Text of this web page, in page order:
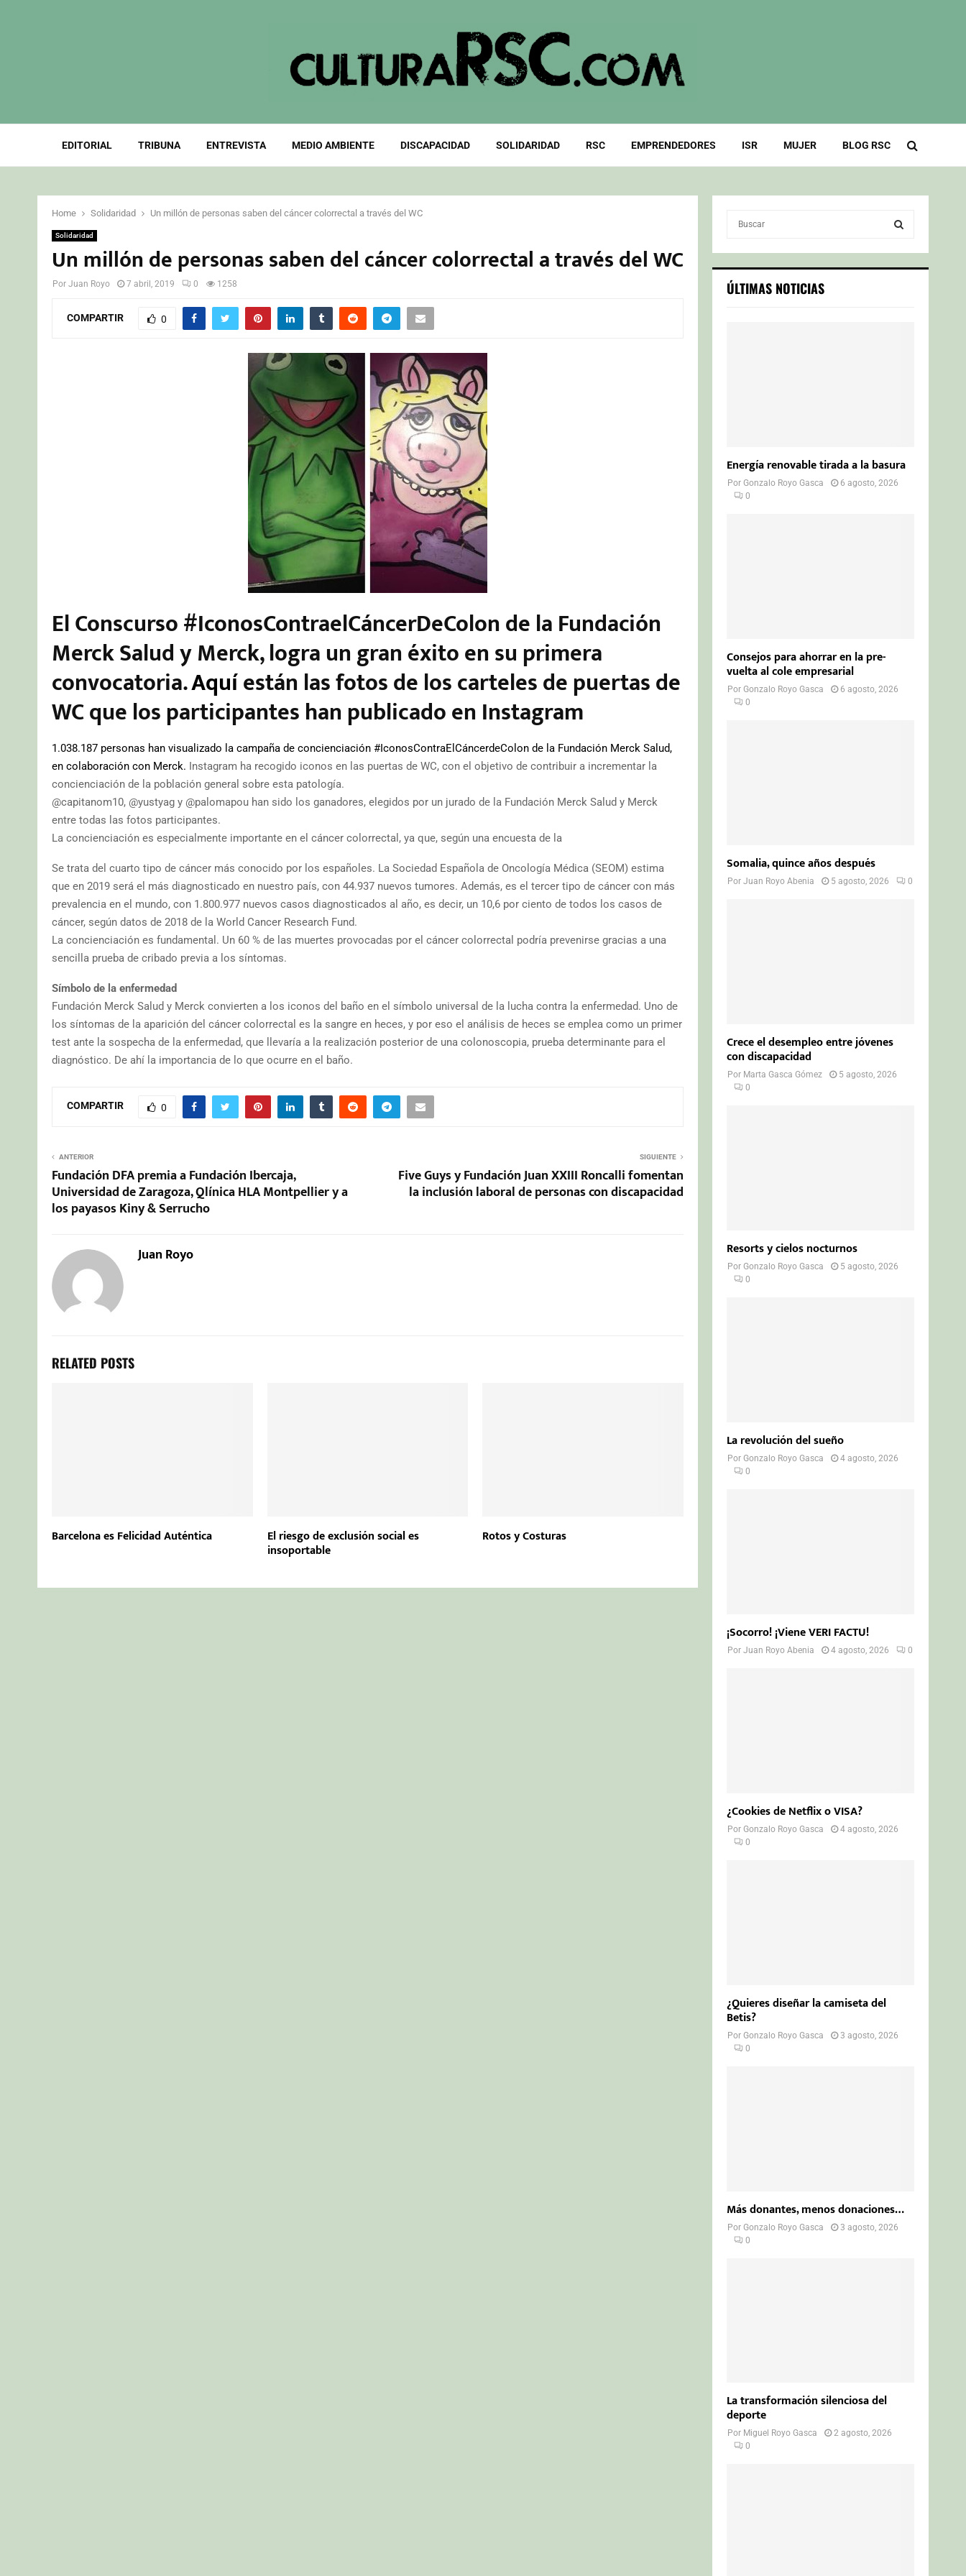
EDITORIAL TRIBUNA ENTREVISTA MEDIO AMBIENTE DISCAPACIDAD SOLIDARIDAD RSC EMPRENDEDORES ISR MUJER BLOG RSC
Home Solidaridad Un millón de personas saben del cáncer colorrectal a través del WC
Solidaridad
Un millón de personas saben del cáncer colorrectal a través del WC
Por Juan Royo 7 abril, 2019 0 1258
COMPARTIR 0
El Conscurso #IconosContraelCáncerDeColon de la Fundación
Merck Salud y Merck, logra un gran éxito en su primera
convocatoria.Aquíestán las fotos de los carteles de puertas de
WC que los participantes han publicado en Instagram
1.038.187 personas han visualizado la campaña de concienciación #IconosContraElCáncerdeColon de la Fundación Merck Salud,
en colaboración con Merck. Instagram ha recogido iconos en las puertas de WC, con el objetivo de contribuir a incrementar la
concienciación de la población general sobre esta patología.
@capitanom10, @yustyag y @palomapou han sido los ganadores, elegidos por un jurado de la Fundación Merck Salud y Merck
entre todas las fotos participantes.
La concienciación es especialmente importante en el cáncer colorrectal, ya que, según una encuesta de la
Se trata del cuarto tipo de cáncer más conocido por los españoles. La Sociedad Española de Oncología Médica (SEOM) estima
que en 2019 será el más diagnosticado en nuestro país, con 44.937 nuevos tumores. Además, es el tercer tipo de cáncer con más
prevalencia en el mundo, con 1.800.977 nuevos casos diagnosticados al año, es decir, un 10,6 por ciento de todos los casos de
cáncer, según datos de 2018 de la World Cancer Research Fund.
La concienciación es fundamental. Un 60 % de las muertes provocadas por el cáncer colorrectal podría prevenirse gracias a una
sencilla prueba de cribado previa a los síntomas.
Símbolo de la enfermedad
Fundación Merck Salud y Merck convierten a los iconos del baño en el símbolo universal de la lucha contra la enfermedad. Uno de
los síntomas de la aparición del cáncer colorrectal es la sangre en heces, y por eso el análisis de heces se emplea como un primer
test ante la sospecha de la enfermedad, que llevaría a la realización posterior de una colonoscopia, prueba determinante para el
diagnóstico. De ahí la importancia de lo que ocurre en el baño.
COMPARTIR 0
ANTERIOR
Fundación DFA premia a Fundación Ibercaja,
Universidad de Zaragoza, Qlínica HLA Montpellier y a
los payasos Kiny & Serrucho
SIGUIENTE
Five Guys y Fundación Juan XXIII Roncalli fomentan
la inclusión laboral de personas con discapacidad
Juan Royo
RELATED POSTS
Barcelona es Felicidad Auténtica El riesgo de exclusión social es
insoportable
Rotos y Costuras
c
h
S
ÚLTIMAS NOTICIAS
Energía renovable tirada a la basura
PorGonzalo Royo Gasca
6 agosto, 2026
0
Consejos para ahorrar en la pre-
vuelta al cole empresarial
PorGonzalo Royo Gasca
6 agosto, 2026
0
Somalia, quince años después
PorJuan Royo Abenia 5 agosto, 2026 0
Crece el desempleo entre jóvenes
con discapacidad
Por Marta Gasca Gómez
5 agosto, 2026
0
Resorts y cielos nocturnos
PorGonzalo Royo Gasca
5 agosto, 2026
0
La revolución del sueño
PorGonzalo Royo Gasca
4 agosto, 2026
0
¡Socorro! ¡Viene VERI FACTU!
PorJuan Royo Abenia 4 agosto, 2026 0
¿Cookies de Netflix o VISA?
PorGonzalo Royo Gasca
4 agosto, 2026
0
¿Quieres diseñar la camiseta del
Betis?
PorGonzalo Royo Gasca
3 agosto, 2026
0
Más donantes, menos donaciones…
PorGonzalo Royo Gasca
3 agosto, 2026
0
La transformación silenciosa del
deporte
Por Miguel Royo Gasca
2 agosto, 2026
0